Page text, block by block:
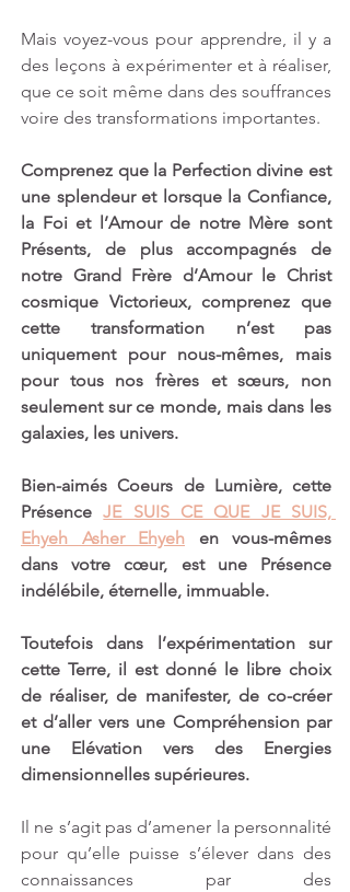
Mais voyez-vous pour apprendre, il y a
des leçons à expérimenter et à réaliser,
que ce soit même dans des souffrances
voire des transformations importantes.
Comprenez que la Perfection divine est
une splendeur et lorsque la Confiance,
la Foi et l’Amour de notre Mère sont
Présents, de plus accompagnés de
notre Grand Frère d’Amour le Christ
cosmique Victorieux, comprenez que
cette transformation n’est pas
uniquement pour nous-mêmes, mais
pour tous nos frères et sœurs, non
seulement sur ce monde, mais dans les
galaxies, les univers.
Bien-aimés Coeurs de Lumière, cette
Présence JE SUIS CE QUE JE SUIS,
Ehyeh Asher Ehyeh en vous-mêmes
dans votre cœur, est une Présence
indélébile, éternelle, immuable.
Toutefois dans l’expérimentation sur
cette Terre, il est donné le libre choix
de réaliser, de manifester, de co-créer
et d’aller vers une Compréhension par
une Elévation vers des Energies
dimensionnelles supérieures.
Il ne s’agit pas d’amener la personnalité
pour qu’elle puisse s’élever dans des
connaissances par des